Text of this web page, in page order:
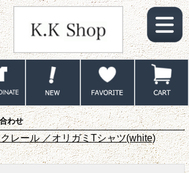
わせ
レール ／オリガミTシャツ(white)